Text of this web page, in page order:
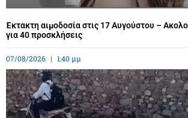
Έκτακτη αιμοδοσία στις 17 Αυγούστου –
για 40 προσκλήσεις
07/08/2026 1:40 μμ